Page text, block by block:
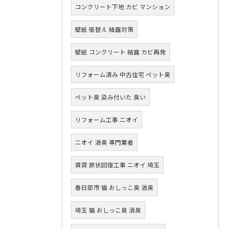
コンクリート下地 カビ マンション
壁紙 張替え 結露対策
壁紙 コンクリート 結露 カビ再発
リフォーム済み 中古住宅 ペット臭
ペット臭 染み付いた 臭い
リフォーム工事 ニオイ
ニオイ 消臭 専門業者
賃貸 原状回復工事 ニオイ 埼玉
春日部市 猫 おしっこ臭 消臭
埼玉 猫 おしっこ臭 消臭